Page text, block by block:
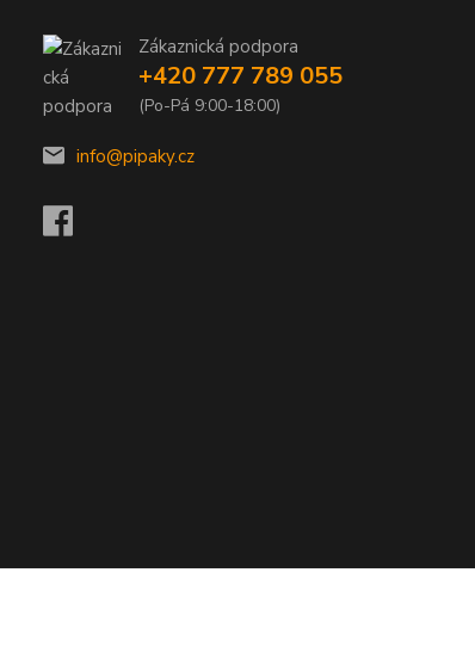
Zákaznická podpora
+420 777 789 055
(Po-Pá 9:00-18:00)
info@pipaky.cz